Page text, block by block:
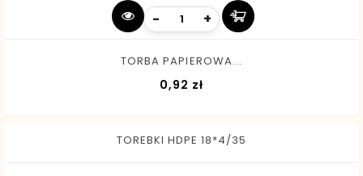
- +
TORBA PAPIEROWA...
0,92 złCena
TOREBKI HDPE 18*4/35